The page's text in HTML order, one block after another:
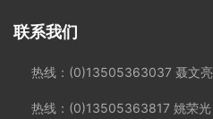
联系我们
热线：(0)13505363037 聂文亮
热线：(0)13505363817 姚荣光